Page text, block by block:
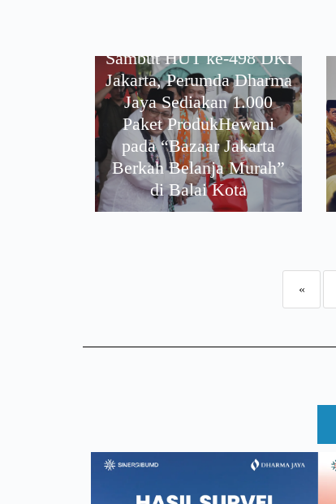
Sambut HUT ke-498 DKI
Jakarta, Perumda Dharma
Jaya Sediakan 1.000
Paket ProdukHewani
pada “Bazaar Jakarta
Berkah Belanja Murah”
di Balai Kota
«